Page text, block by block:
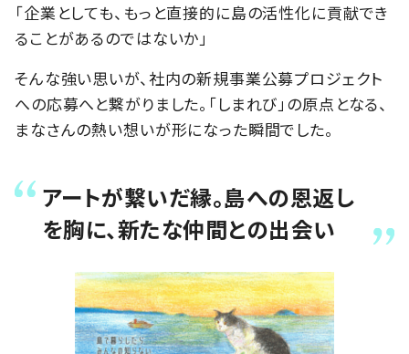
「企業としても、もっと直接的に島の活性化に貢献でき
ることがあるのではないか」
そんな強い思いが、社内の新規事業公募プロジェクト
への応募へと繋がりました。「しまれび」の原点となる、
まなさんの熱い想いが形になった瞬間でした。
アートが繋いだ縁。島への恩返し
を胸に、新たな仲間との出会い